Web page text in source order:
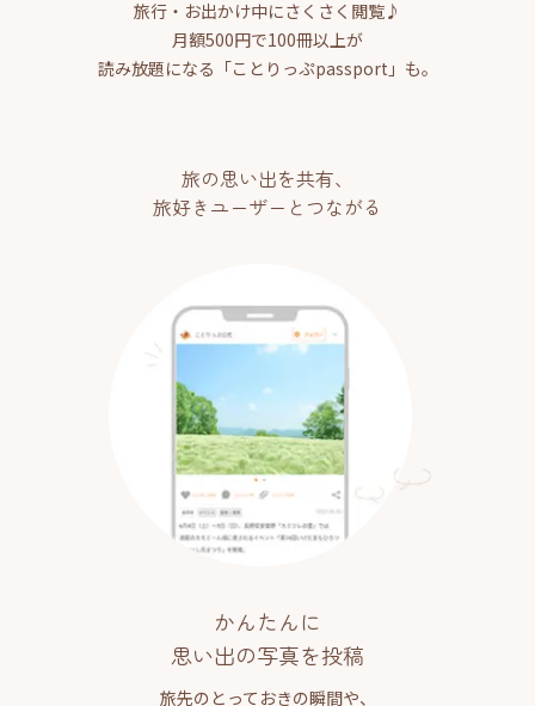
旅行・お出かけ中にさくさく閲覧♪
月額500円で100冊以上が
読み放題になる「ことりっぷpassport」も。
旅の思い出を共有、
旅好きユーザーとつながる
かんたんに
思い出の写真を投稿
旅先のとっておきの瞬間や、